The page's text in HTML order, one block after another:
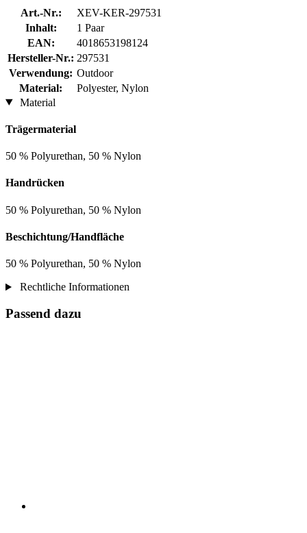
Art.-Nr.:
XEV-KER-297531
Inhalt:
1 Paar
EAN:
4018653198124
Hersteller-Nr.: 297531
Verwendung: Outdoor
Material:
Polyester, Nylon
Material
Trägermaterial
50 % Polyurethan, 50 % Nylon
Handrücken
50 % Polyurethan, 50 % Nylon
Beschichtung/Handfläche
50 % Polyurethan, 50 % Nylon
Rechtliche Informationen
Passend dazu